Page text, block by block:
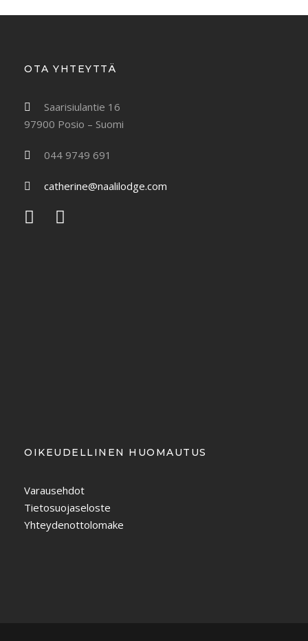
OTA YHTEYTTÄ
Saarisiulantie 16
97900 Posio – Suomi
044 9749 691
catherine@naalilodge.com
OIKEUDELLINEN HUOMAUTUS
Varausehdot
Tietosuojaseloste
Yhteydenottolomake